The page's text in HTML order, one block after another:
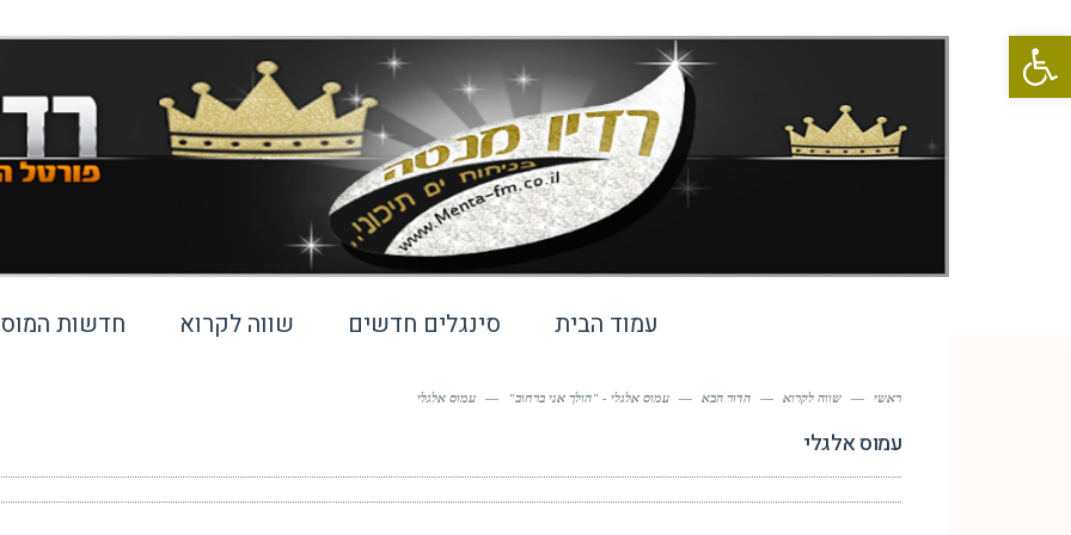
פתח סרגל נגישות
עמוד הבית סינגלים חדשים שווה לקרוא חדשות
ראשי — שווה לקרוא — הדור הבא — עמוס אלגלי - "הולך אני ברחוב" — עמוס אלגלי
עמוס אלגלי